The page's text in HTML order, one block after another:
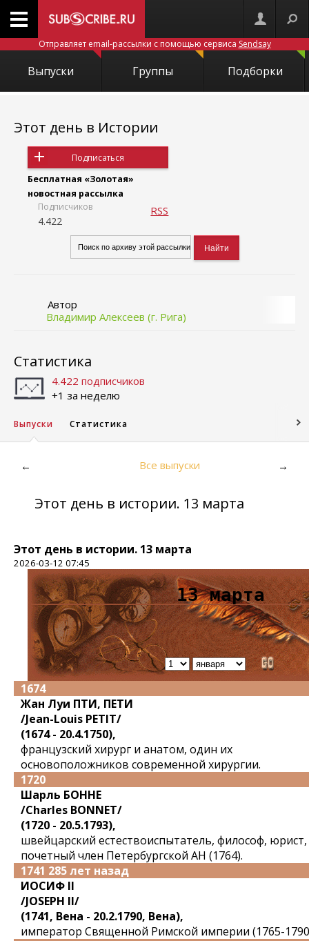
Отправляет email-рассылки с помощью сервиса Sendsay
Выпуски Группы Подборки
Этот день в Истории
Подписаться
Бесплатная «Золотая»
новостная рассылка
Подписчиков
4.422
RSS
Автор
Владимир Алексеев (г. Рига)
Статистика
4.422 подписчиков
+1 за неделю
Выпуски Статистика
← Все выпуски →
Этот день в истории. 13 марта
Этот день в истории. 13 марта
2026-03-12 07:45
13 марта
1674
Жан Луи ПТИ, ПЕТИ
/Jean-Louis PETIT/
(1674 - 20.4.1750),
французский хирург и анатом, один их
основоположников современной хирургии.
1720
Шарль БОННЕ
/Charles BONNET/
(1720 - 20.5.1793),
швейцарский естествоиспытатель, философ, юрист,
почетный член Петербургской АН (1764).
1741 285 лет назад
ИОСИФ II
/JOSEPH II/
(1741, Вена - 20.2.1790, Вена),
император Священной Римской империи (1765-